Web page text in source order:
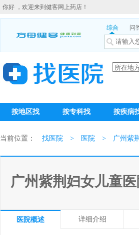
你好 ，欢迎来到健客网上药店！
综合 问
按地区找 按专科找 按疾病
当前位置： 找医院 > 医院 > 广州紫
广州紫荆妇女儿童
医院概述 详细介绍